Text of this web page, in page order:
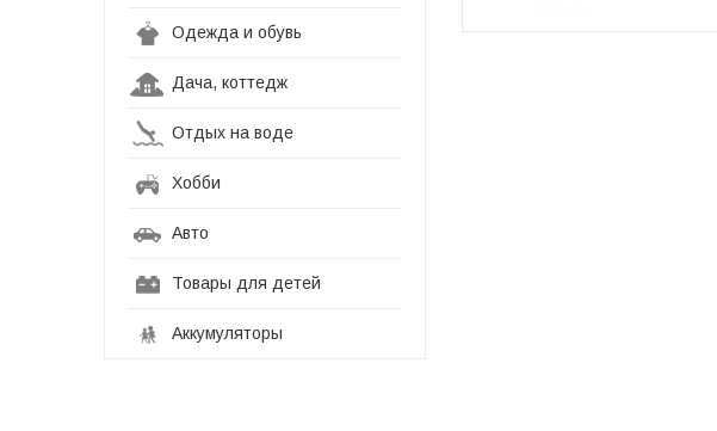
Одежда и обувь
Дача, коттедж
Отдых на воде
Хобби
Авто
Товары для детей
Аккумуляторы